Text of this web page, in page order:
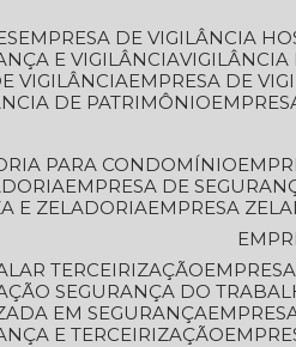
EMPRESA DE VIGILÂNCIA
E VIGILÂNCIA
VIGILÂNCIA
EMPRESA DE
DE PATRIMÔNIO
PARA CONDOMÍNIO
EMPRESA DE
E ZELADORIA
EMPRESA
TERCEIRIZAÇÃO
SEGURANÇA DO
EM SEGURANÇA
E TERCEIRIZAÇÃO